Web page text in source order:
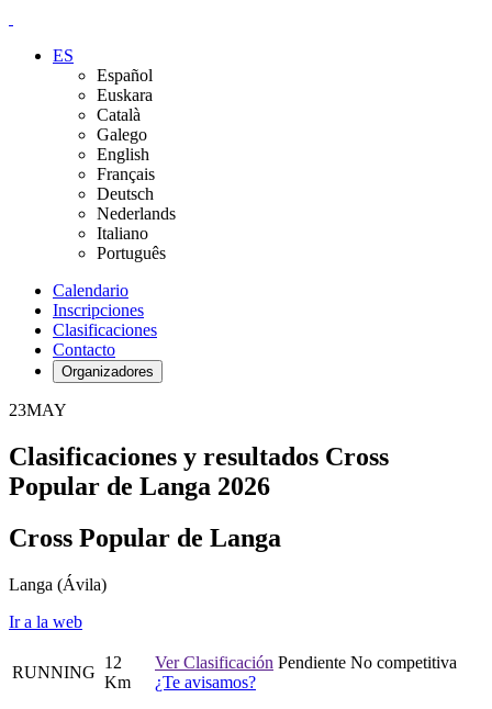
ES
Español
Euskara
Català
Galego
English
Français
Deutsch
Nederlands
Italiano
Português
Calendario
Inscripciones
Clasificaciones
Contacto
Organizadores
23MAY
Clasificaciones y resultados Cross
Popular de Langa 2026
Cross Popular de Langa
Langa (Ávila)
Ir a la web
RUNNING
12
Km
Ver Clasificación Pendiente No competitiva
¿Te avisamos?